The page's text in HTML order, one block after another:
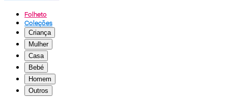
Folheto
Coleções
Criança
Mulher
Casa
Bebé
Homem
Outros